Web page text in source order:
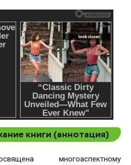
книги (аннотация)
многоаспектному